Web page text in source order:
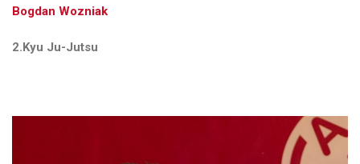
Bogdan Wozniak
2.Kyu Ju-Jutsu